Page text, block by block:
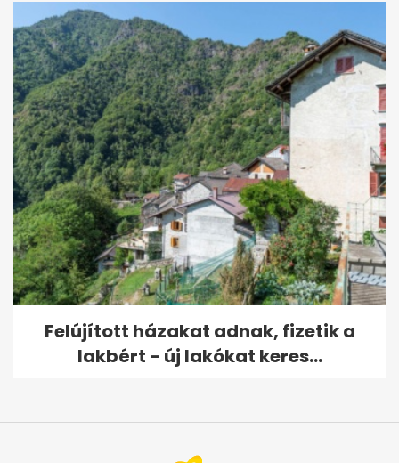
Felújított házakat adnak, fizetik a
lakbért - új lakókat keres...